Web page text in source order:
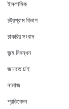
ইসলামিক
চট্রগ্রাম বিভাগ
চাকরির সংবাদ
জন্ম নিবন্ধন
জানতে চাই
নামাজ
প্রতিবেদন